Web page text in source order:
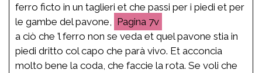
ferro ficto in un taglieri et che passi per i piedi et per
le gambe del pavone,
7v
a ciò che ’l ferro non se veda et quel pavone stia in
piedi dritto col capo che parà vivo. Et acconcia
molto bene la coda, che faccie la rota. Se voli che